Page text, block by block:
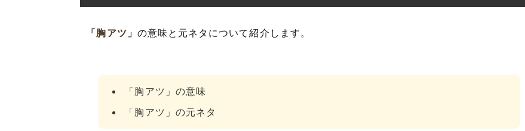
「胸アツ」の表現の使い方
「胸アツ応援上映」とは?
「胸アツ」を使った例文と意味を解釈
「胸アツ」 の意味と元ネタについて紹介します。
「胸アツ」の意味
「胸アツ」の元ネタ